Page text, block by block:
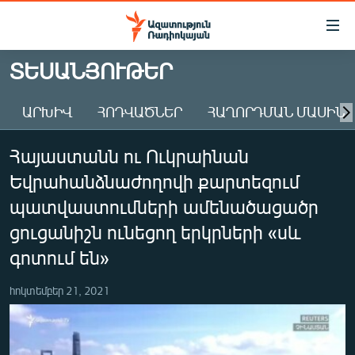
Մատչելիության
Անցնել
հիմնական
Անցնել
հիմնական
մենյուին
Որոնում
ԱԶԱՏՈՒԹՅՈՒՆ TV
ՀԱՅԱՍՏԱՆ
ԸՆՏՐՈՒԹՅՈՒՆՆԵՐ 2026
ԻՐԱՎՈՒՆՔ
ՀԱՍԱՐԱԿՈՒԹՅՈՒՆ
ՏՆՏԵՍՈՒԹՅՈՒՆ
ՊԱՏԵՐԱԶՄԻ 6 ՇԱԲԱԹՆԵՐԸ
ՏԱՐԱԾԱՇՐՋԱՆ
ՏԵՍԱՆՅՈՒԹԵՐ
ԱՐԽԻՎ ՀՈԴՎԱԾՆԵՐ ՀԱՂՈՐԴՄԱՆ ՄԱՍԻՆ
Հայաստանն ու Ուկրաինան
Եվրահանձնաժողովի քարտեզում
պատվաստումների ամենածացածր
ցուցանիշն ունեցող երկրների «սև
գոտում են»
հոկտեմբեր 21, 2021